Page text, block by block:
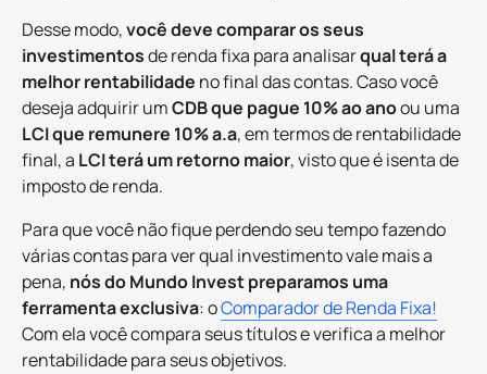
Desse modo,você deve comparar os seus
investimentosde renda fixa para analisarqual terá a
melhor rentabilidade no final das contas. Caso você
deseja adquirir umCDB que pague 10% ao anoou uma
LCI que remunere 10% a.a, em termos de rentabilidade
final, a LCI terá um retorno maior, visto que é isenta de
imposto de renda.
Para que você não fique perdendo seu tempo fazendo
várias contas para ver qual investimento vale mais a
pena, nós do Mundo Invest preparamos uma
ferramenta exclusiva: oComparador de Renda Fixa!
Com ela você compara seus títulos e verifica a melhor
rentabilidade para seus objetivos.